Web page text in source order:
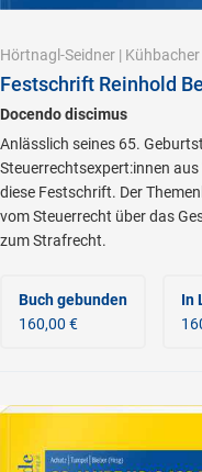
Hörtnagl-Seidner | Kühbacher
Festschrift Reinhold
Docendo discimus
Anlässlich seines 65.
Steuerrechtsexpert:innen
diese Festschrift. Der
vom Steuerrecht über das
zum Strafrecht.
Buch gebunden
160,00 €
In